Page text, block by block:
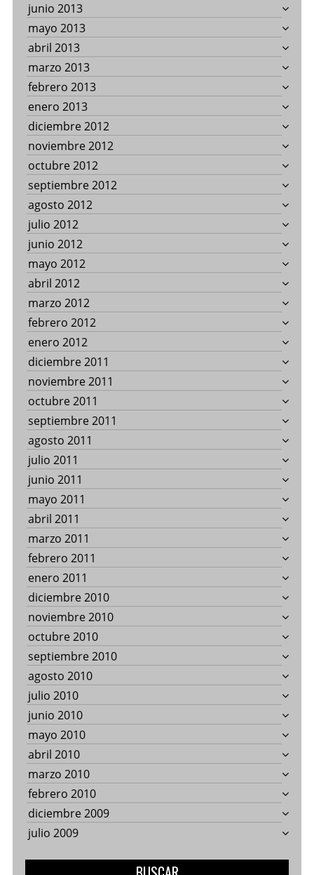
junio 2013
mayo 2013
abril 2013
marzo 2013
febrero 2013
enero 2013
diciembre 2012
noviembre 2012
octubre 2012
septiembre 2012
agosto 2012
julio 2012
junio 2012
mayo 2012
abril 2012
marzo 2012
febrero 2012
enero 2012
diciembre 2011
noviembre 2011
octubre 2011
septiembre 2011
agosto 2011
julio 2011
junio 2011
mayo 2011
abril 2011
marzo 2011
febrero 2011
enero 2011
diciembre 2010
noviembre 2010
octubre 2010
septiembre 2010
agosto 2010
julio 2010
junio 2010
mayo 2010
abril 2010
marzo 2010
febrero 2010
diciembre 2009
julio 2009